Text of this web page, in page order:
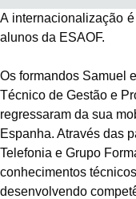
A internacionalização
alunos da ESAOF.
Os formandos Samuel
Técnico de Gestão e
regressaram da sua
Espanha. Através das
Telefonia e Grupo
conhecimentos
desenvolvendo